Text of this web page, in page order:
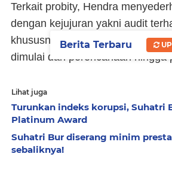
Terkait probity, Hendra
dengan kejujuran yakni audit
khususnya terkait pengadaan
dimulai dari perencanaan hingga
Lihat juga
Turunkan indeks korupsi, Suhatri
Platinum Award
Suhatri Bur diserang minim
sebaliknya!
Berita Terbaru